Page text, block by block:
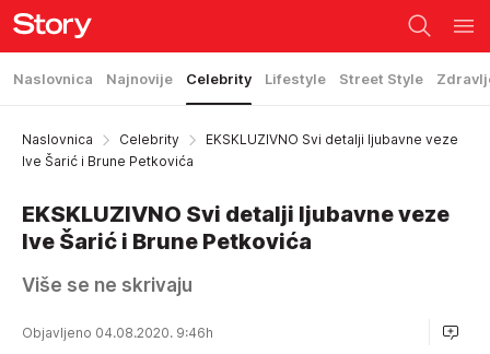
Naslovnica Najnovije Celebrity Lifestyle Street Style
Naslovnica Celebrity
EKSKLUZIVNO Svi detalji ljubavne veze
Ive Šarić i Brune Petkovića
EKSKLUZIVNO Svi detalji ljubavne veze
Ive Šarić i Brune Petkovića
Više se ne skrivaju
Objavljeno 04.08.2020. 9:46h